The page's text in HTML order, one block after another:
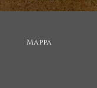
Mappa